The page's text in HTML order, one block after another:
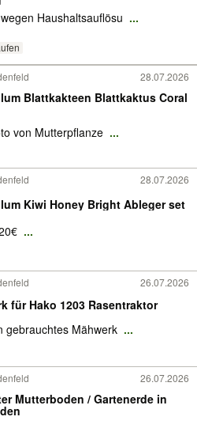
Haushaltsauflösu ...
28.07.2026
Blattkakteen Blattkaktus Coral
von Mutterpflanze ...
28.07.2026
Kiwi Honey Bright Ableger set
...
26.07.2026
für Hako 1203 Rasentraktor
gebrauchtes Mähwerk ...
26.07.2026
Mutterboden / Gartenerde in